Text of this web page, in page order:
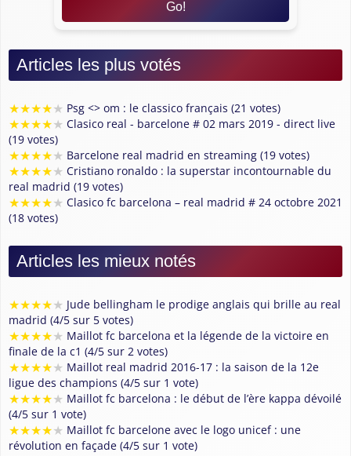
Go!
Articles les plus votés
★★★★★ Psg <> om : le classico français (21 votes)
★★★★★ Clasico real - barcelone # 02 mars 2019 - direct live
(19 votes)
★★★★★ Barcelone real madrid en streaming (19 votes)
★★★★★ Cristiano ronaldo : la superstar incontournable du
real madrid (19 votes)
★★★★★ Clasico fc barcelona – real madrid # 24 octobre 2021
(18 votes)
Articles les mieux notés
★★★★★ Jude bellingham le prodige anglais qui brille au real
madrid (4/5 sur 5 votes)
★★★★★ Maillot fc barcelona et la légende de la victoire en
finale de la c1 (4/5 sur 2 votes)
★★★★★ Maillot real madrid 2016-17 : la saison de la 12e
ligue des champions (4/5 sur 1 vote)
★★★★★ Maillot fc barcelona : le début de l’ère kappa dévoilé
(4/5 sur 1 vote)
★★★★★ Maillot fc barcelone avec le logo unicef : une
révolution en façade (4/5 sur 1 vote)